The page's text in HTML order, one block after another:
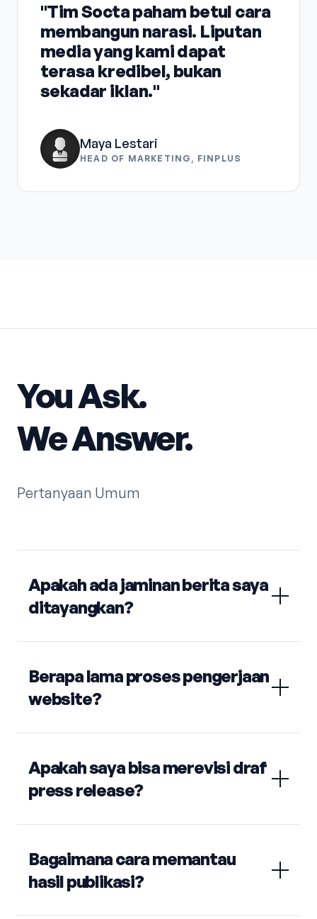
"Tim Socta paham betul cara
membangun narasi. Liputan
media yang kami dapat
terasa kredibel, bukan
sekadar iklan."
Maya Lestari
HEAD OF MARKETING, FINPLUS
You Ask.
We Answer.
Pertanyaan Umum
Apakah ada jaminan berita saya
ditayangkan?
Berapa lama proses pengerjaan
website?
Apakah saya bisa merevisi draf
press release?
Bagaimana cara memantau
hasil publikasi?